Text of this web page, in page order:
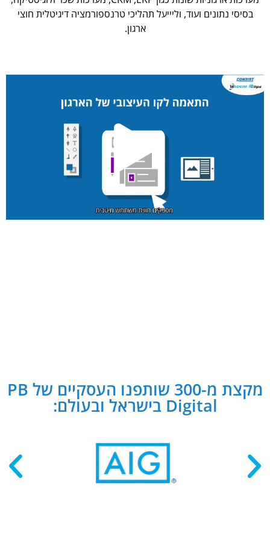
בסיסי נתונים ועוד, וליייעל תהליכי טרנספורמציה דיגיטלית חוצי
ארגון.
מקצת מ-300 שותפנו העסקיים של PB
Digital בישראל ובעולם: